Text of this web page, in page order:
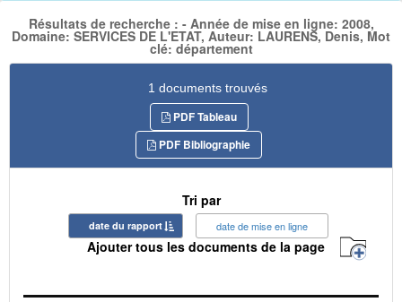
Résultats de recherche : - Année de mise en ligne: 2008,
Domaine: SERVICES DE L'ETAT, Auteur: LAURENS, Denis, Mot
clé: département
1 documents trouvés
PDF Tableau
PDF Bibliographie
Tri par
date du rapport date de mise en ligne
Ajouter tous les documents de la page